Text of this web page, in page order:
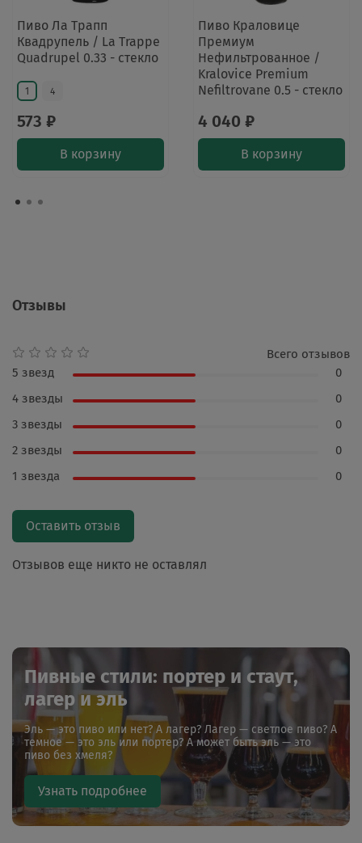
Пиво Ла Трапп
Квадрупель / La Trappe
Quadrupel 0.33 - стекло
1 4
573 ₽
В корзину
Пиво Краловице
Премиум
Нефильтрованное /
Kralovice Premium
Nefiltrovane 0.5 - стекло
4 040 ₽
В корзину
Отзывы
Отзывов еще никто не оставлял
Всего отзывов
5 звезд
0
4 звезды
0
3 звезды
0
2 звезды
0
1 звезда
0
Оставить отзыв
Пивные стили: портер и стаут,
лагер и эль
Эль — это пиво или нет? А лагер? Лагер — светлое пиво? А
темное — это эль или портер? А может быть эль — это
пиво без хмеля?
Узнать подробнее